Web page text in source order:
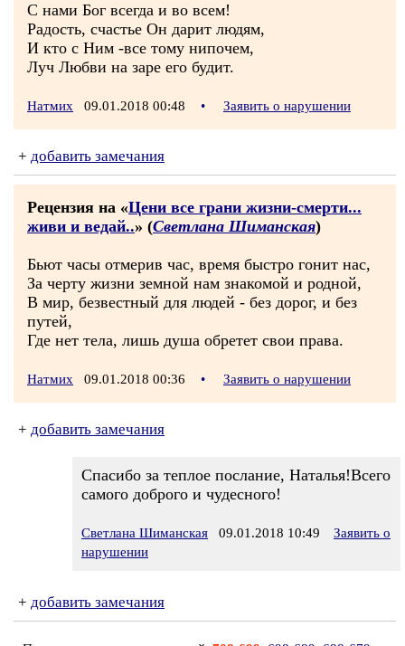
С нами Бог всегда и во всем!
Радость, счастье Он дарит людям,
И кто с Ним -все тому нипочем,
Луч Любви на заре его будит.
Натмих 09.01.2018 00:48 • Заявить о нарушении
+ добавить замечания
Рецензия на «Цени все грани жизни-смерти...
живи и ведай..» (Светлана Шиманская)
Бьют часы отмерив час, время быстро гонит нас,
За черту жизни земной нам знакомой и родной,
В мир, безвестный для людей - без дорог, и без
путей,
Где нет тела, лишь душа обретет свои права.
Натмих 09.01.2018 00:36 • Заявить о нарушении
+ добавить замечания
Спасибо за теплое послание, Наталья!Всего
самого доброго и чудесного!
Светлана Шиманская 09.01.2018 10:49
Заявить о
нарушении
+ добавить замечания